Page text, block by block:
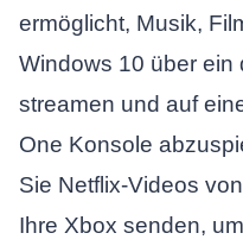
ermöglicht, Musik,
Windows 10 über ein
streamen und auf
One Konsole
Sie Netflix-Videos
Ihre Xbox senden,